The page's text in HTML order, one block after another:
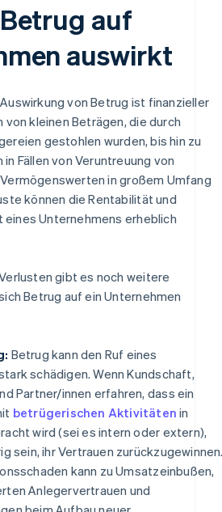
auf
auswirkt
von Betrug ist finanzieller
von kleinen Beträgen, die durch
gestohlen wurden, bis hin zu
Fällen von Veruntreuung von
in großem Umfang
können die Rentabilität und
eines Unternehmens erheblich
gibt es noch weitere
Betrug auf ein Unternehmen
Betrug kann den Ruf eines
schädigen. Wenn Kundschaft,
Partner/innen erfahren, dass ein
betrügerischen Aktivitäten in
wird (sei es intern oder extern),
sein, ihr Vertrauen
kann zu Umsatzeinbußen,
Anlegervertrauen und